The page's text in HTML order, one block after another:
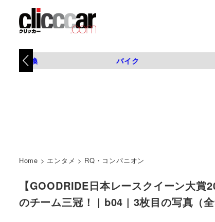
タイヤ交換 バイク
Home > エンタメ > RQ・コンパニオン
【GOODRIDE日本レースクイーン大
のチーム三冠！ | b04 | 3枚目の写真（全